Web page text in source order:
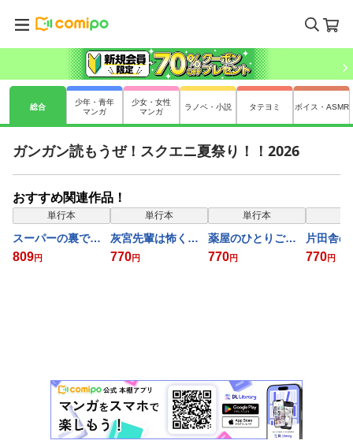
総合
少年・青年
マンガ
少女・女性
マンガ
ラノベ・小説 タテヨミ ボイス・ASMR
ガンガン読もうぜ！スクエニ夏祭り！！2026
おすすめ関連作品！
単行本
スーパーの裏でヤ
ニ吸うふたり 9巻
809円
単行本
灰宮先輩は怖くて
かわいい 3巻
770円
単行本
薬屋のひとりごと
17巻
770円
片田舎
ん、剣聖
770円